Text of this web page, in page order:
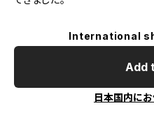
International
Add
日本国内に